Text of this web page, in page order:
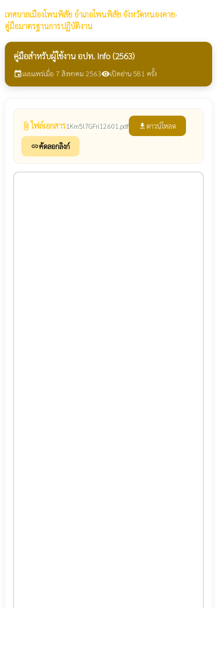
เทศบาลเมืองโพนพิสัย อำเภอโพนพิสัย จังหวัดหนองคาย›
คู่มือมาตรฐานการปฏิบัติงาน
คู่มือสำหรับผู้ใช้งาน อปท. Info (2563)
eventเผยแพร่เมื่อ 7 สิงหาคม 2563visibilityเปิดอ่าน 581 ครั้ง
attach_file ไฟล์เอกสาร1Km5l7GFri12601.pdf file_download ดาวน์โหลด
linkคัดลอกลิงก์